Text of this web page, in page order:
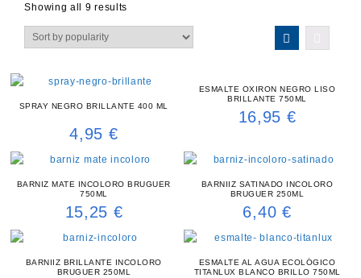
Showing all 9 results
SPRAY NEGRO BRILLANTE 400 ML
4,95 €
ESMALTE OXIRON NEGRO LISO
BRILLANTE 750ML
16,95 €
BARNIZ MATE INCOLORO BRUGUER
750ML
15,25 €
BARNIIZ SATINADO INCOLORO
BRUGUER 250ML
6,40 €
BARNIIZ BRILLANTE INCOLORO
BRUGUER 250ML
ESMALTE AL AGUA ECOLÓGICO
TITANLUX BLANCO BRILLO 750ML